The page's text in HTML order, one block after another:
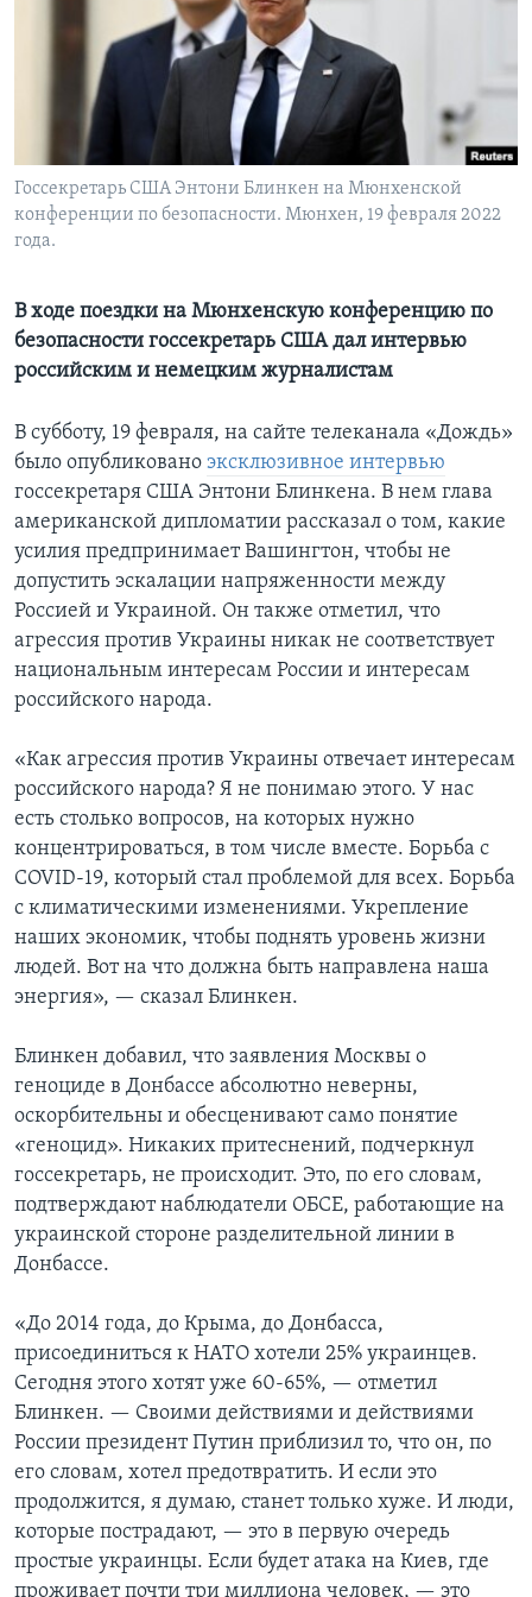
Learning English
СОЦИАЛЬНЫЕ СЕТИ
Языки
Госсекретарь США Энтони Блинкен на Мюнхенской
конференции по безопасности. Мюнхен, 19 февраля 2022
года.
В ходе поездки на Мюнхенскую конференцию по
безопасности госсекретарь США дал интервью
российским и немецким журналистам
В субботу, 19 февраля, на сайте телеканала «Дождь»
было опубликовано эксклюзивное интервью
госсекретаря США Энтони Блинкена. В нем глава
американской дипломатии рассказал о том, какие
усилия предпринимает Вашингтон, чтобы не
допустить эскалации напряженности между
Россией и Украиной. Он также отметил, что
агрессия против Украины никак не соответствует
национальным интересам России и интересам
российского народа.
«Как агрессия против Украины отвечает интересам
российского народа? Я не понимаю этого. У нас
есть столько вопросов, на которых нужно
концентрироваться, в том числе вместе. Борьба с
COVID-19, который стал проблемой для всех. Борьба
с климатическими изменениями. Укрепление
наших экономик, чтобы поднять уровень жизни
людей. Вот на что должна быть направлена наша
энергия», — сказал Блинкен.
Блинкен добавил, что заявления Москвы о
геноциде в Донбассе абсолютно неверны,
оскорбительны и обесценивают само понятие
«геноцид». Никаких притеснений, подчеркнул
госсекретарь, не происходит. Это, по его словам,
подтверждают наблюдатели ОБСЕ, работающие на
украинской стороне разделительной линии в
Донбассе.
«До 2014 года, до Крыма, до Донбасса,
присоединиться к НАТО хотели 25% украинцев.
Сегодня этого хотят уже 60-65%, — отметил
Блинкен. — Своими действиями и действиями
России президент Путин приблизил то, что он, по
его словам, хотел предотвратить. И если это
продолжится, я думаю, станет только хуже. И люди,
которые пострадают, — это в первую очередь
простые украинцы. Если будет атака на Киев, где
проживает почти три миллиона человек, — это